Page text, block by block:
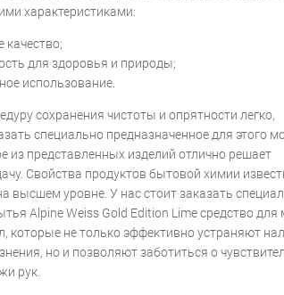
характеристиками:
качество;
для здоровья и природы;
использование.
сохранения чистоты и опрятности легко,
специально предназначенное для этого
из представленных изделий отлично решает
Свойства продуктов бытовой химии
высшем уровне. У нас стоит заказать
Alpine Weiss Gold Edition Lime средство
которые не только эффективно устраняют
но и позволяют заботиться о
рук.